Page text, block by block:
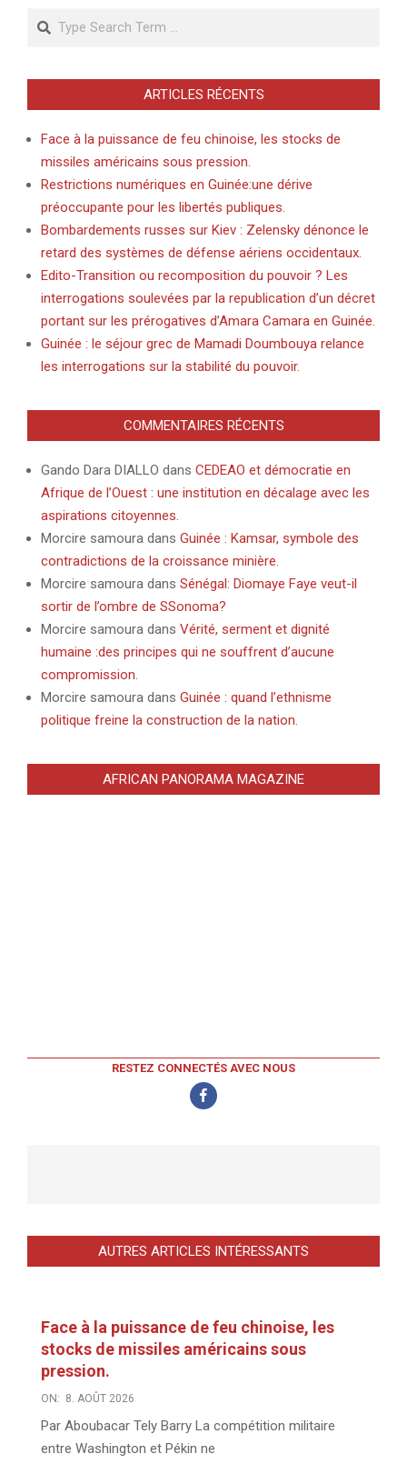
ARTICLES RÉCENTS
Face à la puissance de feu chinoise, les stocks de
missiles américains sous pression.
Restrictions numériques en Guinée:une dérive
préoccupante pour les libertés publiques.
Bombardements russes sur Kiev : Zelensky dénonce le
retard des systèmes de défense aériens occidentaux.
Edito-Transition ou recomposition du pouvoir ? Les
interrogations soulevées par la republication d’un décret
portant sur les prérogatives d’Amara Camara en Guinée.
Guinée : le séjour grec de Mamadi Doumbouya relance
les interrogations sur la stabilité du pouvoir.
COMMENTAIRES RÉCENTS
Gando Dara DIALLO dans CEDEAO et démocratie en
Afrique de l’Ouest : une institution en décalage avec les
aspirations citoyennes.
Morcire samoura dans Guinée : Kamsar, symbole des
contradictions de la croissance minière.
Morcire samoura dans Sénégal: Diomaye Faye veut-il
sortir de l’ombre de SSonoma?
Morcire samoura dans Vérité, serment et dignité
humaine :des principes qui ne souffrent d’aucune
compromission.
Morcire samoura dans Guinée : quand l’ethnisme
politique freine la construction de la nation.
AFRICAN PANORAMA MAGAZINE
RESTEZ CONNECTÉS AVEC NOUS
AUTRES ARTICLES INTÉRESSANTS
Face à la puissance de feu chinoise, les
stocks de missiles américains sous
pression.
ON: 8. AOÛT 2026
Par Aboubacar Tely Barry La compétition militaire
entre Washington et Pékin ne